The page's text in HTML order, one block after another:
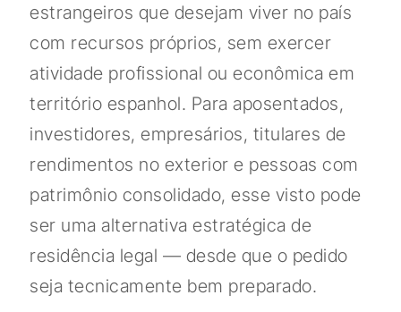
estrangeiros que desejam viver no país
com recursos próprios, sem exercer
atividade profissional ou econômica em
território espanhol. Para aposentados,
investidores, empresários, titulares de
rendimentos no exterior e pessoas com
patrimônio consolidado, esse visto pode
ser uma alternativa estratégica de
residência legal — desde que o pedido
seja tecnicamente bem preparado.